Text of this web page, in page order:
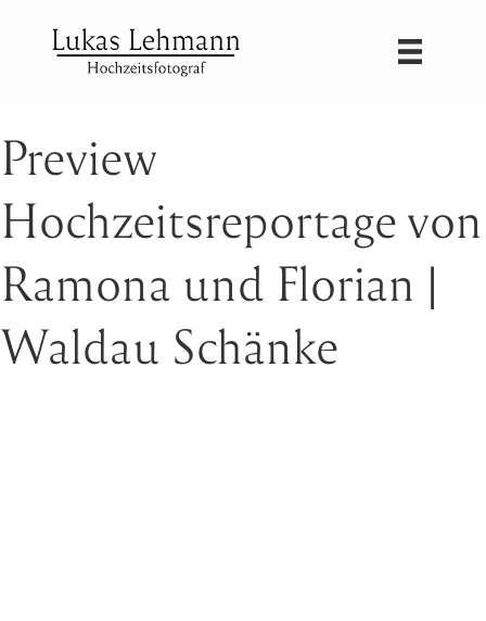
Preview
Hochzeitsreportage von
Ramona und Florian |
Waldau Schänke